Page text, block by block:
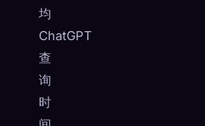
均
ChatGPT
查
询
时